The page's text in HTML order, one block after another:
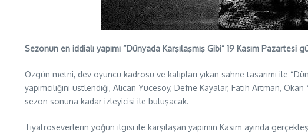
Sezonun en iddialı yapımı “Dünyada Karşılaşmış Gibi” 19 Kasım
Özgün metni, dev oyuncu kadrosu ve kalıpları yıkan sahne tasarımı ile
yapımcılığını üstlendiği, Alican Yücesoy, Defne Kayalar, Fatih Artman,
sezon sonuna kadar izleyicisi ile buluşacak.
Tiyatroseverlerin yoğun ilgisi ile karşılaşan yapımın Kasım ayında